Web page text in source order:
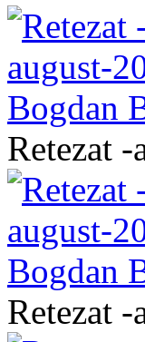
Retezat
Retezat